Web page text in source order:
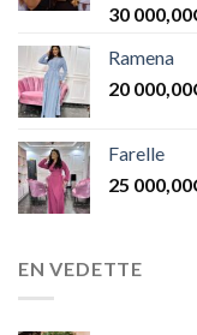
Note5.00
30 000,00
Ramena
20 000,00
Farelle
25 000,00
EN VEDETTE